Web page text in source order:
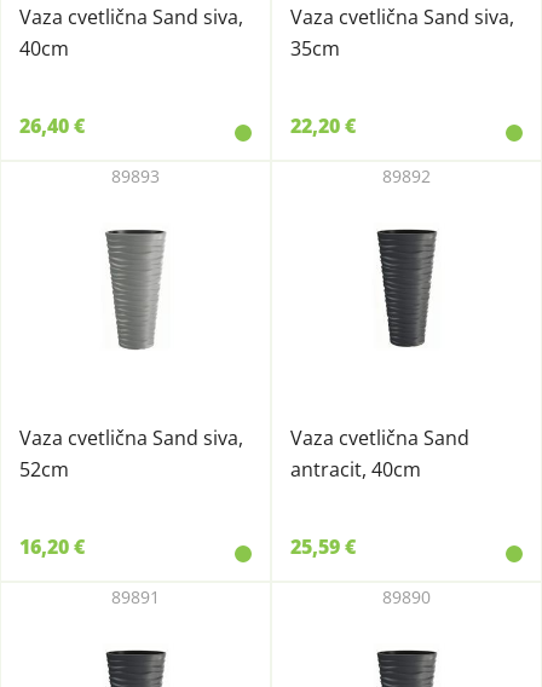
Vaza cvetlična Sand siva,
40cm
26,40 €
Vaza cvetlična Sand siva,
35cm
22,20 €
Vaza cvetlična Sand siva,
52cm
89893
16,20 €
Vaza cvetlična Sand
antracit, 40cm
89892
25,59 €
89891 89890